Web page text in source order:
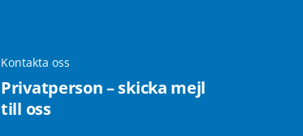
Kontakta oss
Privatperson – skicka mejl
till oss